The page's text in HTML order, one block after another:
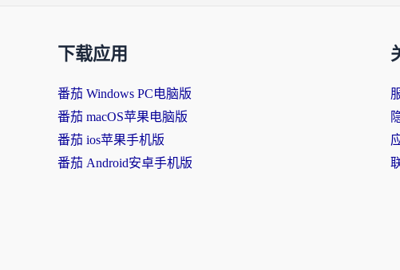
下载应用
番茄 Windows PC电脑版
番茄 macOS苹果电脑版
番茄 ios苹果手机版
番茄 Android安卓手机版